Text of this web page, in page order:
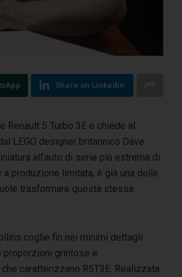
Share on Linkedin
Renault 5 Turbo 3E e chiede al
LEGO designer britannico Dave
all’auto di serie più estrema di
a produzione limitata, è già una delle
trasformare questa stessa
coglie fin nei minimi dettagli
proporzioni grintose e
caratterizzano R5T3E. Realizzata